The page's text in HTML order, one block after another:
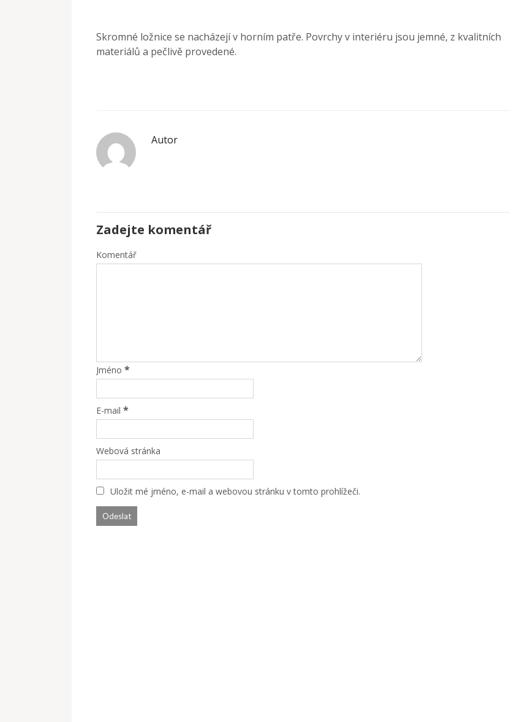
Skromné ložnice se nacházejí v horním patře. Povrchy v interiéru jsou jemné, z kvalitních
materiálů a pečlivě provedené.
Autor
Zadejte komentář
Komentář
Jméno *
E-mail *
Webová stránka
Uložit mé jméno, e-mail a webovou stránku v tomto prohlížeči.